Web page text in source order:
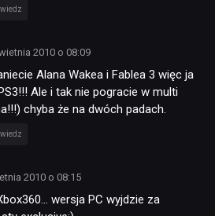
2010 o 08:09
Alana Wakea i Fablea 3 więc ja
Ale i tak nie pogracie w multi
chyba że na dwóch padach.
2010 o 08:15
wersja PC wyjdzie za